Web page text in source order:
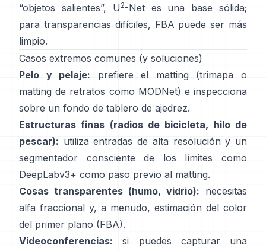
“objetos salientes”,
U2-Netes una base sólida;
para transparencias difíciles, FBA puede ser más
limpio.
Casos extremos comunes (y soluciones)
Pelo y pelaje: prefiere el matting (trimapa o
matting de retratos como MODNet) e inspecciona
sobre un fondo de tablero de ajedrez.
Estructuras finas (radios de bicicleta, hilo de
pescar): utiliza entradas de alta resolución y un
segmentador consciente de los límites como
DeepLabv3+ como paso previo al matting.
Cosas transparentes (humo, vidrio): necesitas
alfa fraccional y, a menudo, estimación del color
del primer plano (FBA).
Videoconferencias: si puedes capturar una